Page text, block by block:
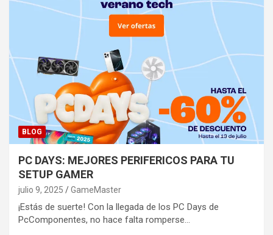
BLOG
PC DAYS: MEJORES PERIFERICOS PARA TU
SETUP GAMER
julio 9, 2025 GameMaster
¡Estás de suerte! Con la llegada de los PC Days de
PcComponentes, no hace falta romperse…